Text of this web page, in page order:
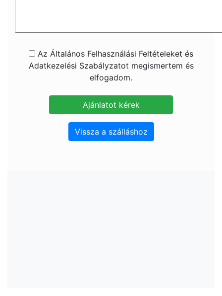
Az Általános Felhasználási Feltételeket és
Adatkezelési Szabályzatot megismertem és
elfogadom.
Vissza a szálláshoz